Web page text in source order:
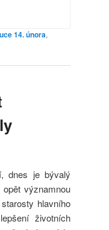
14. února,
dnes je bývalý
významnou
hlavního
životních